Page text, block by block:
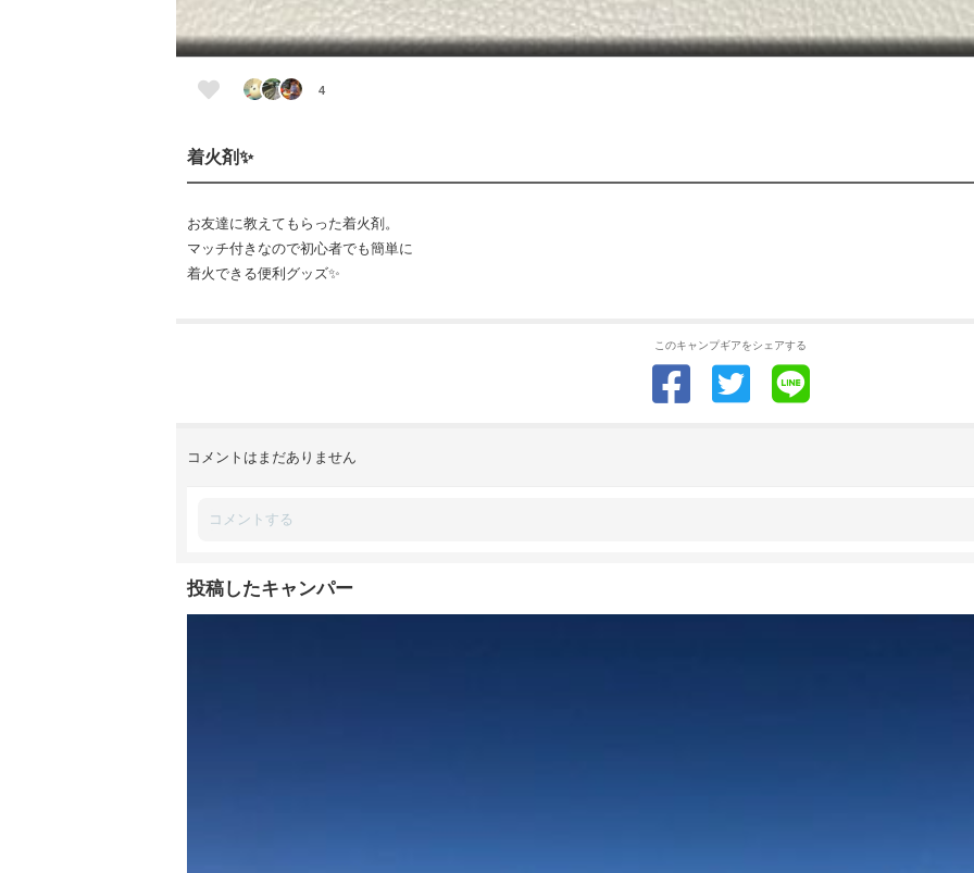
4
着火剤✨
お友達に教えてもらった着火剤。
マッチ付きなので初心者でも簡単に
着火できる便利グッズ✨
このキャンプギアをシェアする
コメントはまだありません
投稿したキャンパー